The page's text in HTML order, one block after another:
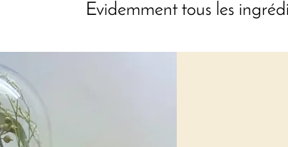
Evidemment tous les